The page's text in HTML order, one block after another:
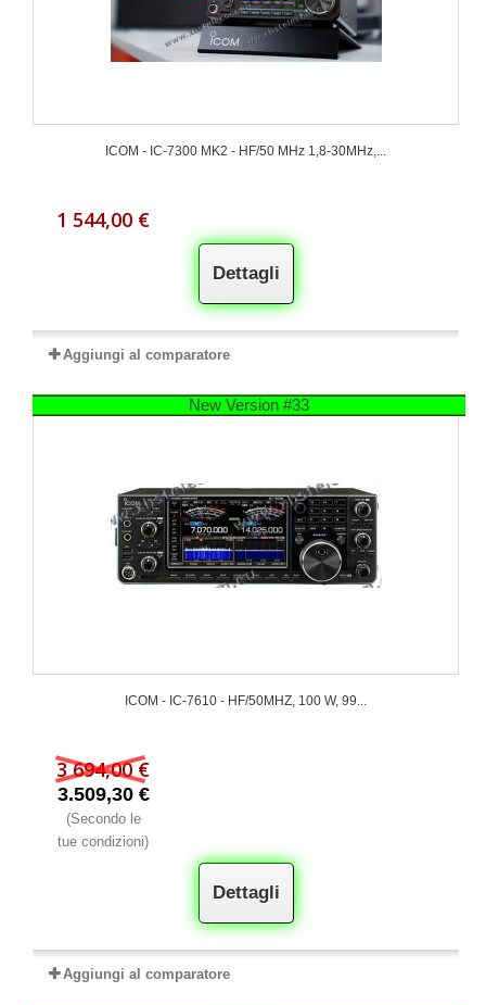
ICOM - IC-7300 MK2 - HF/50 MHz 1,8-30MHz,...
1 544,00 €
Dettagli
Aggiungi al comparatore
New Version #33
ICOM - IC-7610 - HF/50MHZ, 100 W, 99...
3 694,00 €
3.509,30 €
(Secondo le
tue condizioni)
Dettagli
Aggiungi al comparatore